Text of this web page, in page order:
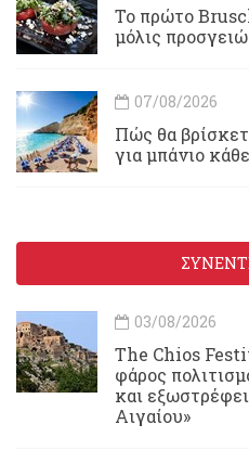
Το πρώτο
μόλις
07/08/2026
Πώς θα
για μπάνιο
03/08/2026
Τhe Chios
φάρος
και
Αιγαίου»